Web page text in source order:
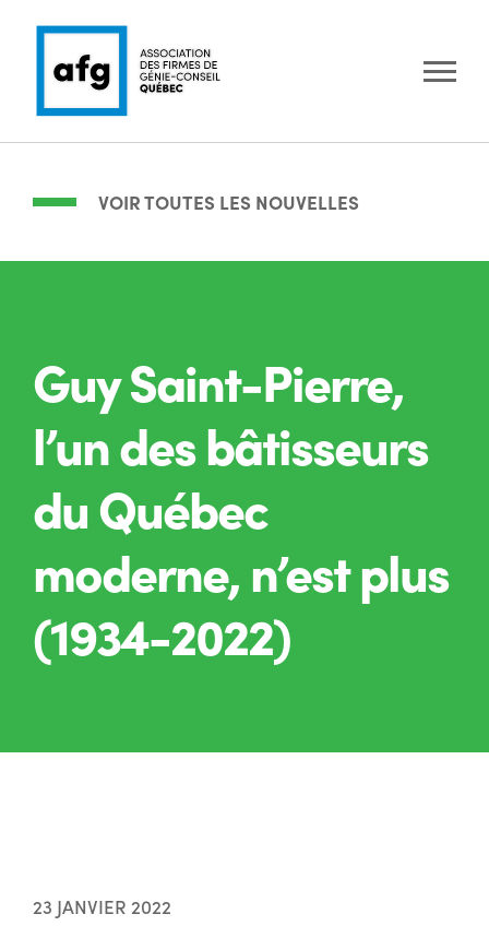
VOIR TOUTES LES NOUVELLES
Guy Saint-Pierre,
l’un des bâtisseurs
du Québec
moderne, n’est plus
(1934-2022)
23 JANVIER 2022